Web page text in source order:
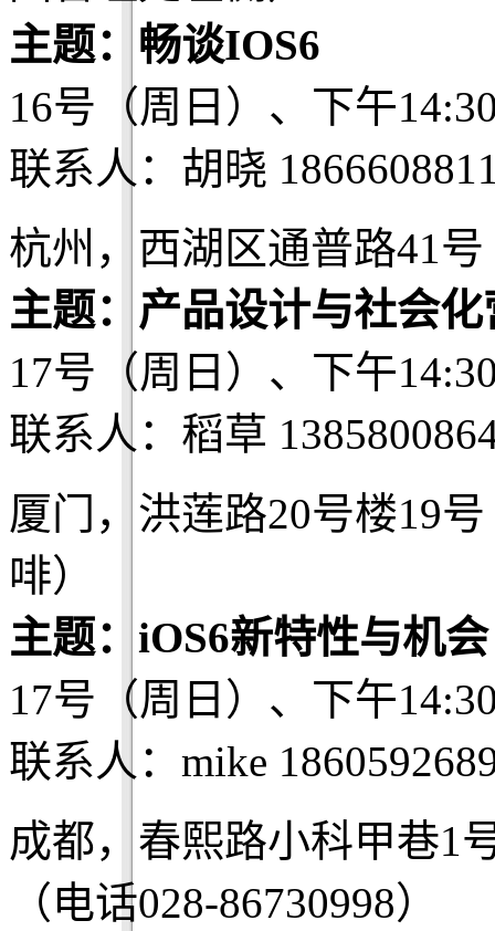
主题：畅谈IOS6
16号（周日）、下午
联系人：胡晓
杭州，西湖区通普路41号
主题：产品设计与社会化
17号（周日）、下午
联系人：稻草
厦门，洪莲路20号楼19
啡）
主题：iOS6新特性与机会
17号（周日）、下午
联系人：mike
成都，春熙路小科甲巷1
（电话028-86730998）